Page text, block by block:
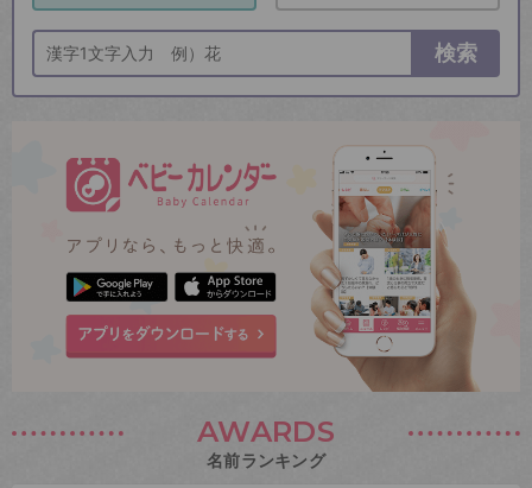
検索
AWARDS
名前ランキング